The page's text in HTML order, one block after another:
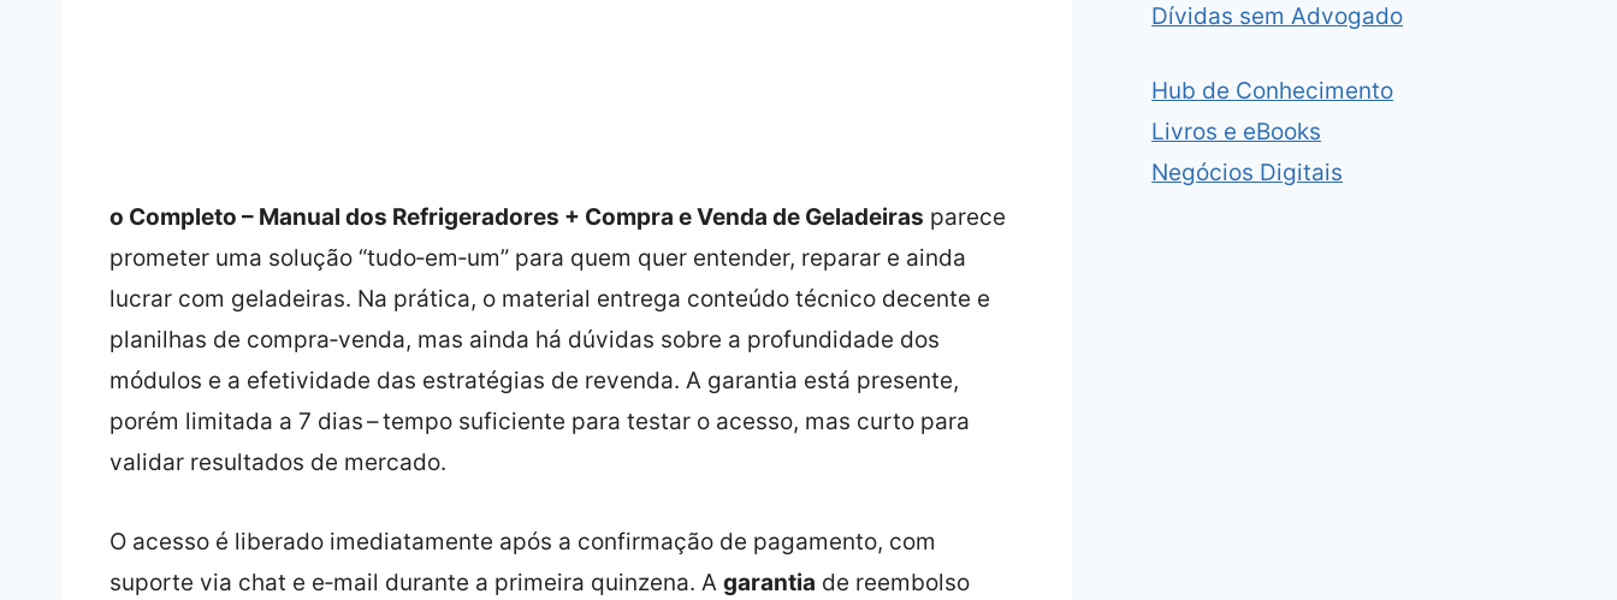
o Completo – Manual dos Refrigeradores + Compra e Venda de Geladeiras parece
prometer uma solução “tudo‑em‑um” para quem quer entender, reparar e ainda
lucrar com geladeiras. Na prática, o material entrega conteúdo técnico decente e
planilhas de compra‑venda, mas ainda há dúvidas sobre a profundidade dos
módulos e a efetividade das estratégias de revenda. A garantia está presente,
porém limitada a 7 dias – tempo suficiente para testar o acesso, mas curto para
validar resultados de mercado.
O acesso é liberado imediatamente após a confirmação de pagamento, com
suporte via chat e e‑mail durante a primeira quinzena. A garantia de reembolso
Dívidas sem Advogado
Hub de Conhecimento
Livros e eBooks
Negócios Digitais